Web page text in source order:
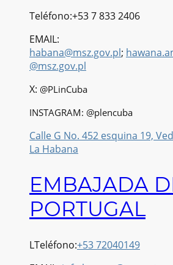
Teléfono:+53 7 833 2406
EMAIL:
habana@msz.gov.pl;
@msz.gov.pl
X: @PLinCuba
INSTAGRAM: @plencuba
Calle G No. 452 esquina 19,
La Habana
EMBAJADA
PORTUGAL
LTeléfono:+53 72040149